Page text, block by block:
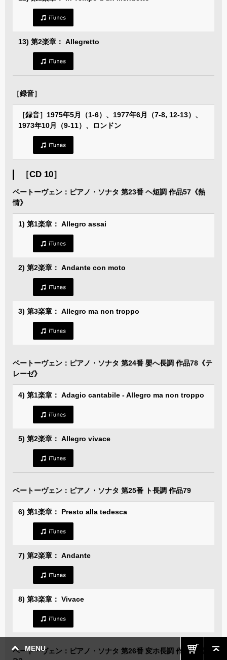
MENU
13) 第2楽章： Allegretto
［録音］
［録音］1975年5月（1-6）、1977年6月（7-8, 12-13）、
1973年10月（9-11）、ロンドン
［CD 10］
ベートーヴェン：ピアノ・ソナタ 第23番 ヘ短調 作品57《熱
情》
1) 第1楽章： Allegro assai
2) 第2楽章： Andante con moto
3) 第3楽章： Allegro ma non troppo
ベートーヴェン：ピアノ・ソナタ 第24番 嬰へ長調 作品78《テ
レーゼ》
4) 第1楽章： Adagio cantabile - Allegro ma non troppo
5) 第2楽章： Allegro vivace
ベートーヴェン：ピアノ・ソナタ 第25番 ト長調 作品79
6) 第1楽章： Presto alla tedesca
7) 第2楽章： Andante
8) 第3楽章： Vivace
ベートーヴェン：ピアノ・ソナタ 第26番 変ホ長調 作品81《告